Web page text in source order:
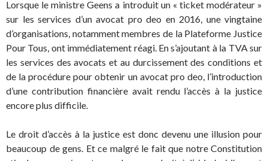
Lorsque le ministre Geens a introduit un « ticket modérateur »
sur les services d’un avocat pro deo en 2016, une vingtaine
d’organisations, notamment membres de la Plateforme Justice
Pour Tous, ont immédiatement réagi. En s’ajoutant à la TVA sur
les services des avocats et au durcissement des conditions et
de la procédure pour obtenir un avocat pro deo, l’introduction
d’une contribution financière avait rendu l’accès à la justice
encore plus difficile.
Le droit d’accès à la justice est donc devenu une illusion pour
beaucoup de gens. Et ce malgré le fait que notre Constitution